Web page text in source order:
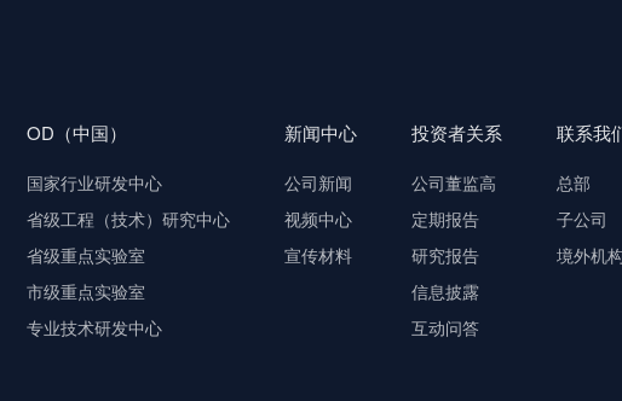
OD（中国）
国家行业研发中心
省级工程（技术）研究中心
省级重点实验室
市级重点实验室
专业技术研发中心
新闻中心
公司新闻
视频中心
宣传材料
投资者关系
公司董监高
定期报告
研究报告
信息披露
互动问答
联系我
总部
子公司
境外机